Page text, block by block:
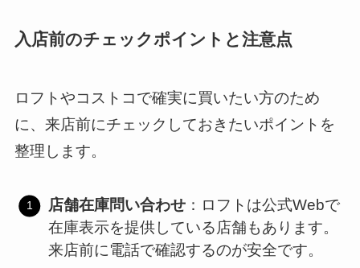
入店前のチェックポイントと注意点
ロフトやコストコで確実に買いたい方のため
に、来店前にチェックしておきたいポイントを
整理します。
店舗在庫問い合わせ ：ロフトは公式Webで
在庫表示を提供している店舗もあります。
来店前に電話で確認するのが安全です。